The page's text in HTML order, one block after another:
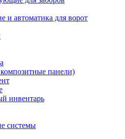
и автоматика для ворот
панели)
инвентарь
системы